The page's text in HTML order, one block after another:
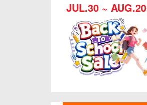
JUL.30 ~ AUG.20